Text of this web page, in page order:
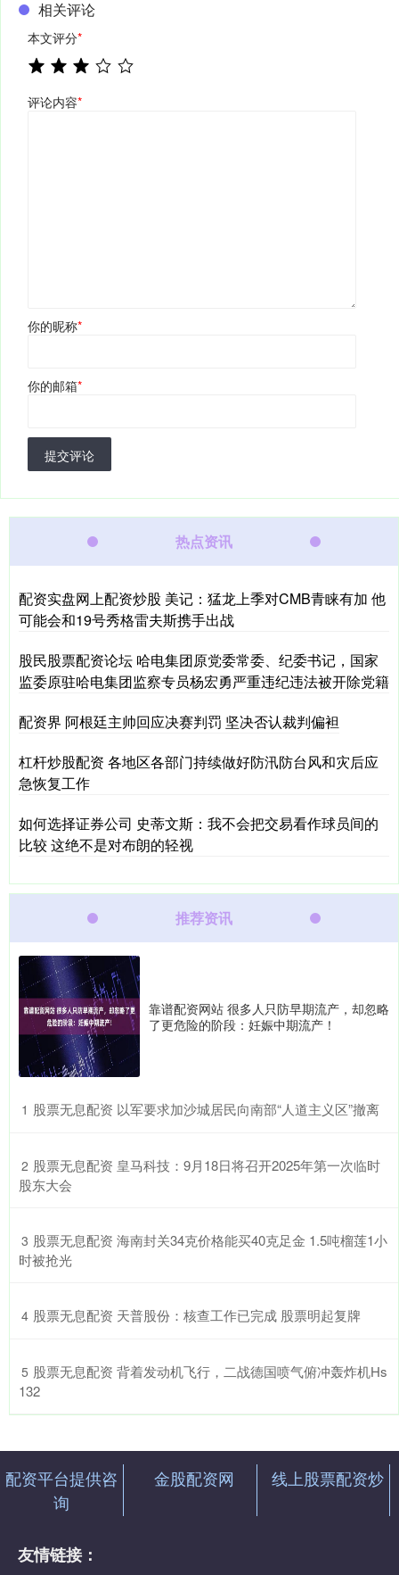
相关评论
本文评分*
评论内容*
你的昵称*
你的邮箱*
提交评论
热点资讯
配资实盘网上配资炒股 美记：猛龙上季对CMB青睐有加 他
可能会和19号秀格雷夫斯携手出战
股民股票配资论坛 哈电集团原党委常委、纪委书记，国家
监委原驻哈电集团监察专员杨宏勇严重违纪违法被开除党籍
配资界 阿根廷主帅回应决赛判罚 坚决否认裁判偏袒
杠杆炒股配资 各地区各部门持续做好防汛防台风和灾后应
急恢复工作
如何选择证券公司 史蒂文斯：我不会把交易看作球员间的
比较 这绝不是对布朗的轻视
推荐资讯
靠谱配资网站 很多人只防早期流产，却忽略
了更危险的阶段：妊娠中期流产！
1 ​股票无息配资 以军要求加沙城居民向南部“人道主义区”撤离
2 ​股票无息配资 皇马科技：9月18日将召开2025年第一次临时
股东大会
3 ​股票无息配资 海南封关34克价格能买40克足金 1.5吨榴莲1小
时被抢光
4 ​股票无息配资 天普股份：核查工作已完成 股票明起复牌
5 ​股票无息配资 背着发动机飞行，二战德国喷气俯冲轰炸机Hs
132
配资平台提供咨
询
金股配资网 线上股票配资炒
友情链接：